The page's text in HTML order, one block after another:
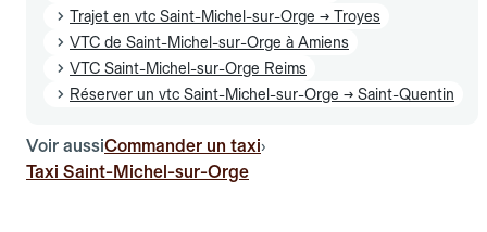
Trajet en vtc Saint-Michel-sur-Orge → Troyes
VTC de Saint-Michel-sur-Orge à Amiens
VTC Saint-Michel-sur-Orge Reims
Réserver un vtc Saint-Michel-sur-Orge → Saint-Quentin
Voir aussiCommander un taxi›
Taxi Saint-Michel-sur-Orge